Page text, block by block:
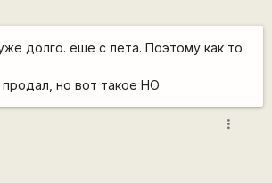
долго. еше с лета. Поэтому как то
но вот такое НО
more_vert